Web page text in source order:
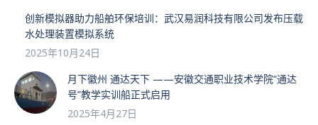
创新模拟器助力船舶环保培训：武汉易润科技有限公司发布压载
水处理装置模拟系统
2025年10月24日
月下徽州 通达天下 ——安徽交通职业技术学院“通达
号”教学实训船正式启用
2025年4月27日